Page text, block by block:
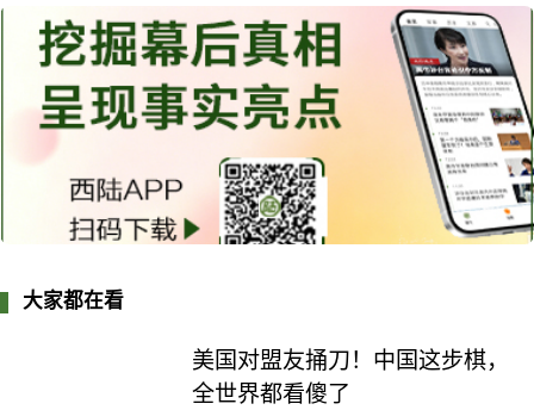
大家都在看
美国对盟友捅刀！中国这步棋，
全世界都看傻了